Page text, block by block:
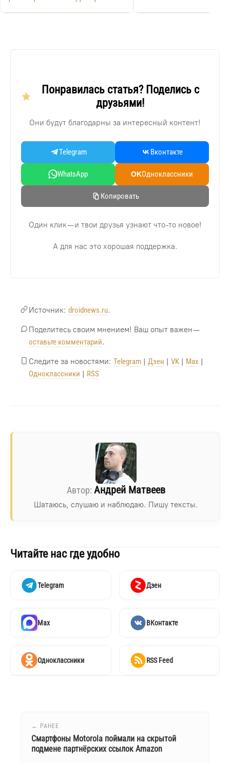
Кинг» в России с 17
Понравилась статья? Поделись с
друзьями!
Они будут благодарны за интересный контент!
Telegram Вконтакте
WhatsApp OKOдноклассники
Копировать
Один клик — и твои друзья узнают что-то новое!
А для нас это хорошая поддержка.
Источник: droidnews.ru.
Поделитесь своим мнением! Ваш опыт важен —
оставьте комментарий.
Следите за новостями: Telegram | Дзен | VK | Max |
Одноклассники | RSS
Андрей Матвеев
Шатаюсь, слушаю и наблюдаю. Пишу тексты.
Читайте нас где удобно
Telegram Дзен
Max ВКонтакте
Одноклассники RSS Feed
← РАНЕЕ
Смартфоны Motorola поймали на скрытой
подмене партнёрских ссылок Amazon